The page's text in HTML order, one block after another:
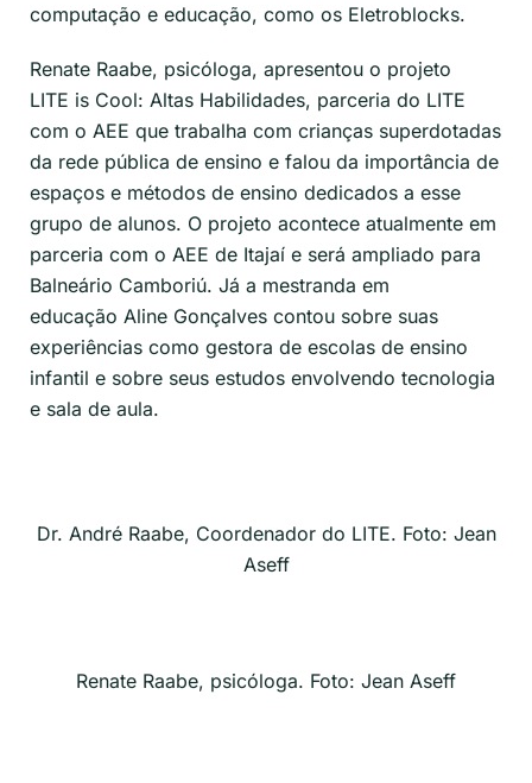
computação e educação, como os Eletroblocks.
Renate Raabe, psicóloga, apresentou o projeto
LITE is Cool: Altas Habilidades, parceria do LITE
com o AEE que trabalha com crianças superdotadas
da rede pública de ensino e falou da importância de
espaços e métodos de ensino dedicados a esse
grupo de alunos. O projeto acontece atualmente em
parceria com o AEE de Itajaí e será ampliado para
Balneário Camboriú. Já a mestranda em
educação Aline Gonçalves contou sobre suas
experiências como gestora de escolas de ensino
infantil e sobre seus estudos envolvendo tecnologia
e sala de aula.
Dr. André Raabe, Coordenador do LITE. Foto: Jean
Aseff
Renate Raabe, psicóloga. Foto: Jean Aseff